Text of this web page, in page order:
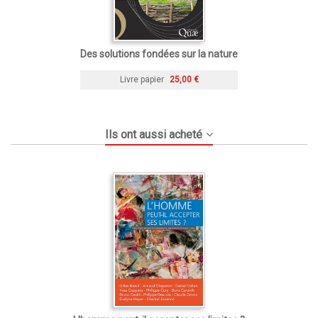
Des solutions fondées sur la nature
Livre papier 25,00 €
Ils ont aussi acheté